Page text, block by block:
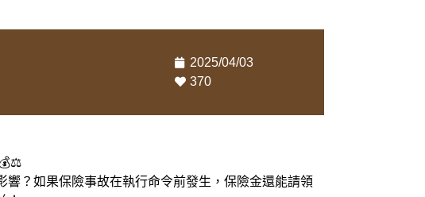
2025/04/03
370
？如果保險事故在執行命令前發生，保險金還能請領